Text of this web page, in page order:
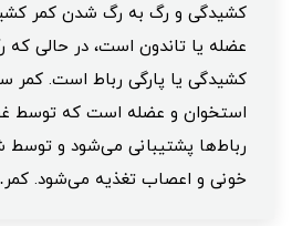
کشیدگی و رگ به رگ شدن کمر
عضله یا تاندون است، در حالی
کشیدگی یا پارگی رباط است. کمر
استخوان و عضله است که توسط
رباط‌ها پشتیبانی می‌شود و توسط
خونی و اعصاب تغذیه می‌شود.